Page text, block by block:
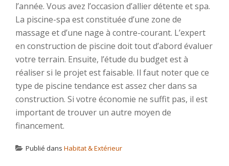
l’année. Vous avez l’occasion d’allier détente et spa.
La piscine-spa est constituée d’une zone de
massage et d’une nage à contre-courant. L’expert
en construction de piscine doit tout d’abord évaluer
votre terrain. Ensuite, l’étude du budget est à
réaliser si le projet est faisable. Il faut noter que ce
type de piscine tendance est assez cher dans sa
construction. Si votre économie ne suffit pas, il est
important de trouver un autre moyen de
financement.
Publié dans Habitat & Extérieur